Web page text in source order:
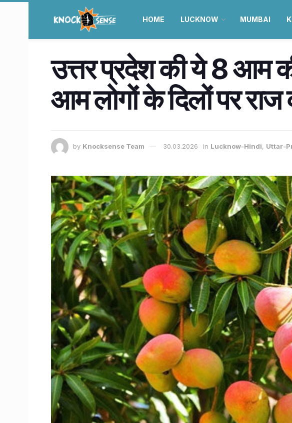
HOME LUCKNOW MUMBAI
उत्तर प्रदेश की ये 8 आम
आम लोगों के दिलों पर राज
by Knocksense Team 30.03.2026 in Lucknow-Hindi, Uttar-